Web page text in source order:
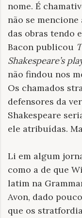
nome. É
não se
das obras tendo
Bacon publicou
Shakespeare’s
não findou nos
Os chamados
defensores da
Shakespeare
ele atribuídas.
Li em algum
como a de que
latim na
Avon, dado
que os